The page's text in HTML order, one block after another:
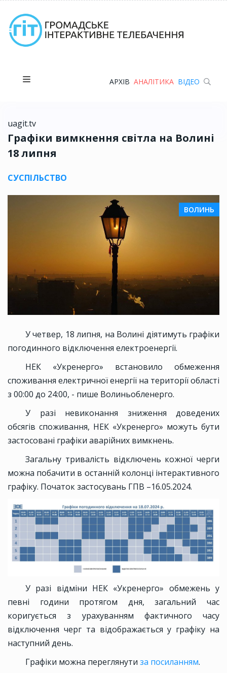
АРХІВ АНАЛІТИКА ВІДЕО
uagit.tv
Графіки вимкнення світла на Волині
18 липня
СУСПІЛЬСТВО
ВОЛИНЬ
У четвер, 18 липня, на Волині діятимуть графіки
погодинного відключення електроенергії.
НЕК «Укренерго» встановило обмеження
споживання електричної енергії на території області
з 00:00 до 24:00, - пише Волиньобленерго.
У разі невиконання зниження доведених
обсягів споживання, НЕК «Укренерго» можуть бути
застосовані графіки аварійних вимкнень.
Загальну тривалість відключень кожної черги
можна побачити в останній колонці інтерактивного
графіку. Початок застосувань ГПВ –16.05.2024.
У разі відміни НЕК «Укренерго» обмежень у
певні години протягом дня, загальний час
коригується з урахуванням фактичного часу
відключення черг та відображається у графіку на
наступний день.
Графіки можна переглянути за посиланням.